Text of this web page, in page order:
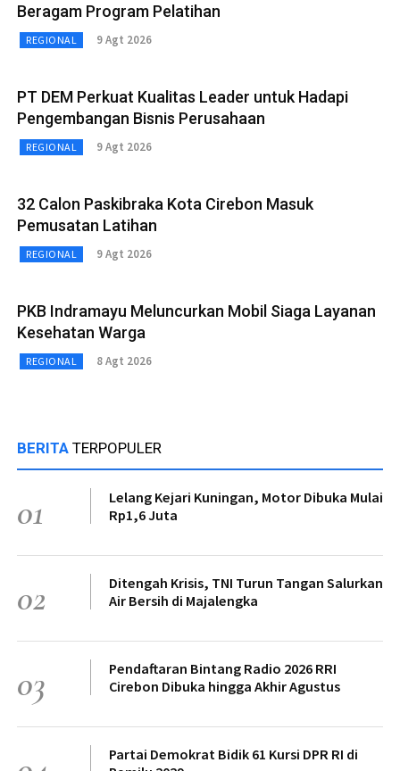
Beragam Program Pelatihan
REGIONAL 9 Agt 2026
PT DEM Perkuat Kualitas Leader untuk Hadapi
Pengembangan Bisnis Perusahaan
REGIONAL 9 Agt 2026
32 Calon Paskibraka Kota Cirebon Masuk
Pemusatan Latihan
REGIONAL 9 Agt 2026
PKB Indramayu Meluncurkan Mobil Siaga Layanan
Kesehatan Warga
REGIONAL 8 Agt 2026
BERITA TERPOPULER
01
Lelang Kejari Kuningan, Motor Dibuka Mulai
Rp1,6 Juta
02
Ditengah Krisis, TNI Turun Tangan Salurkan
Air Bersih di Majalengka
03
Pendaftaran Bintang Radio 2026 RRI
Cirebon Dibuka hingga Akhir Agustus
Partai Demokrat Bidik 61 Kursi DPR RI di